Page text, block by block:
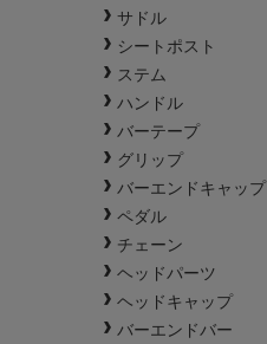
サドル
シートポスト
ステム
ハンドル
バーテープ
グリップ
バーエンドキャップ
ペダル
チェーン
ヘッドパーツ
ヘッドキャップ
バーエンドバー